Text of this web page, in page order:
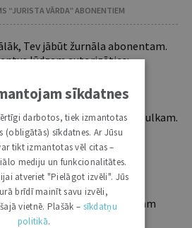
“JURISTA VĀRDA” ABONENTIEM
Tev jābūt žurnāla abonentam.
lūdzam autorizēties:
pievienoties lasītāju pulkam.
digitālajam saturam!
veidus. Vienam lietotājam
(3, 6 un 12 mēnešiem).
sīkdatnes
darbotos, tiek izmantotas
(obligātās) sīkdatnes. Ar Jūsu
tikt izmantotas vēl citas –
mediju un funkcionalitātes.
atveriet "Pielāgot izvēli". Jūs
brīdī mainīt savu izvēli,
vietnē. Plašāk – sīkdatņu
politikā.